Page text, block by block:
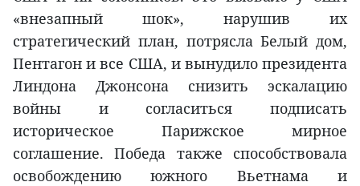
«внезапный шок», нарушив их
стратегический план, потрясла Белый дом,
Пентагон и все США, и вынудило президента
Линдона Джонсона снизить эскалацию
войны и согласиться подписать
историческое Парижское мирное
соглашение. Победа также способствовала
освобождению южного Вьетнама и